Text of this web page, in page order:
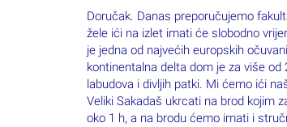
Doručak. Danas preporučujemo
žele ići na izlet imati će slobodno
je jedna od najvećih europskih
kontinentalna delta dom je za više
labudova i divljih patki. Mi ćemo ići
Veliki Sakadaš ukrcati na brod kojim
oko 1 h, a na brodu ćemo imati i